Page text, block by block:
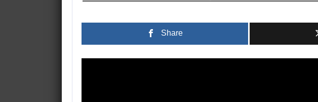
Share